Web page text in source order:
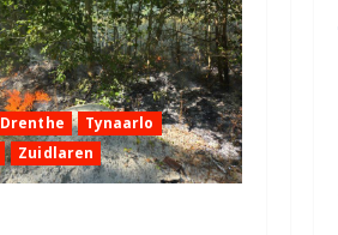
Drenthe
Tynaarlo
Zuidlaren